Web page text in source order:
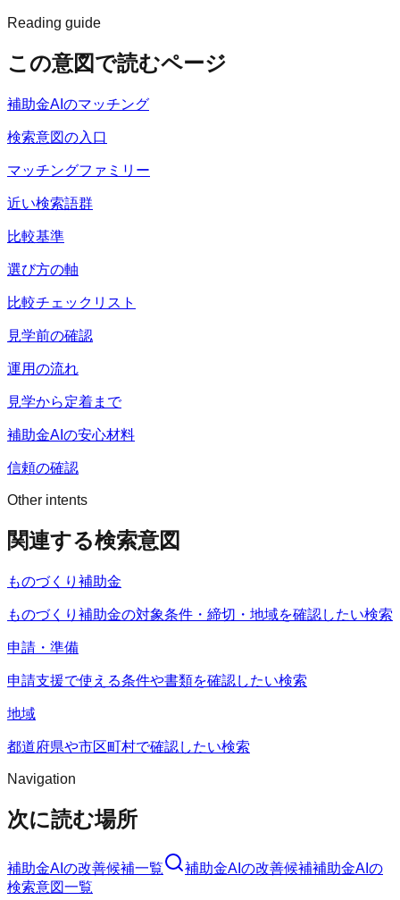
Reading guide
この意図で読むページ
補助金AIのマッチング
検索意図の入口
マッチングファミリー
近い検索語群
比較基準
選び方の軸
比較チェックリスト
見学前の確認
運用の流れ
見学から定着まで
補助金AIの安心材料
信頼の確認
Other intents
関連する検索意図
ものづくり補助金
ものづくり補助金の対象条件・締切・地域を確認したい検索
申請・準備
申請支援で使える条件や書類を確認したい検索
地域
都道府県や市区町村で確認したい検索
Navigation
次に読む場所
補助金AI の改善候補一覧 補助金AI の改善候補補助金AI の
検索意図一覧